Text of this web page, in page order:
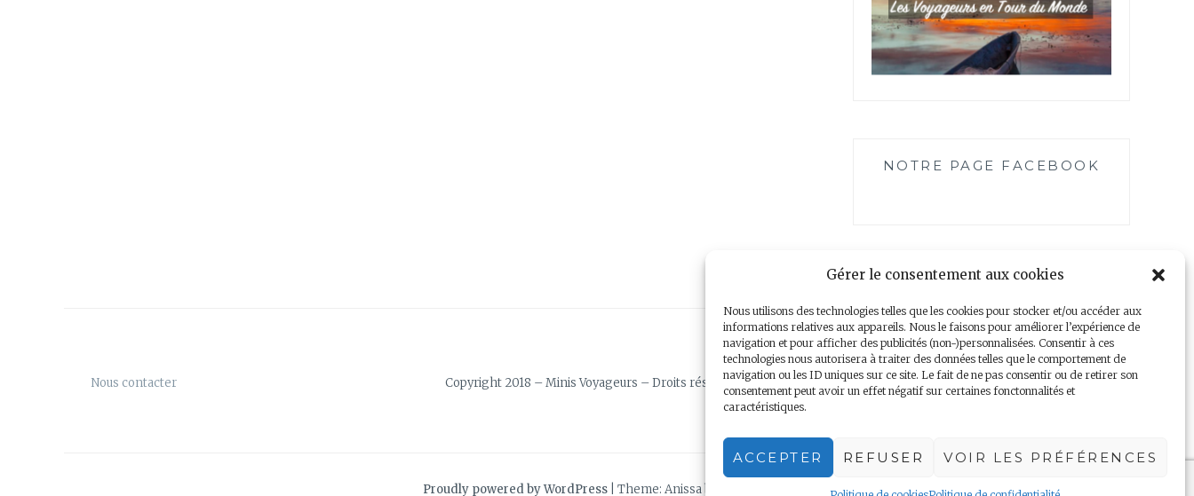
Gérer le consentement aux cookies
Nous utilisons des technologies telles que les cookies pour stocker et/ou accéder aux
informations relatives aux appareils. Nous le faisons pour améliorer l’expérience de
navigation et pour afficher des publicités (non-)personnalisées. Consentir à ces
technologies nous autorisera à traiter des données telles que le comportement de
navigation ou les ID uniques sur ce site. Le fait de ne pas consentir ou de retirer son
consentement peut avoir un effet négatif sur certaines fonctonnalités et
caractéristiques.
ACCEPTER REFUSER VOIR LES PRÉFÉRENCES
NOTRE PAGE FACEBOOK
Nous contacter Copyright 2018 – Minis Voyageurs – Droits réservés Mentions légales|Politique de confidentialité
Proudly powered by WordPress Theme: Anissa by